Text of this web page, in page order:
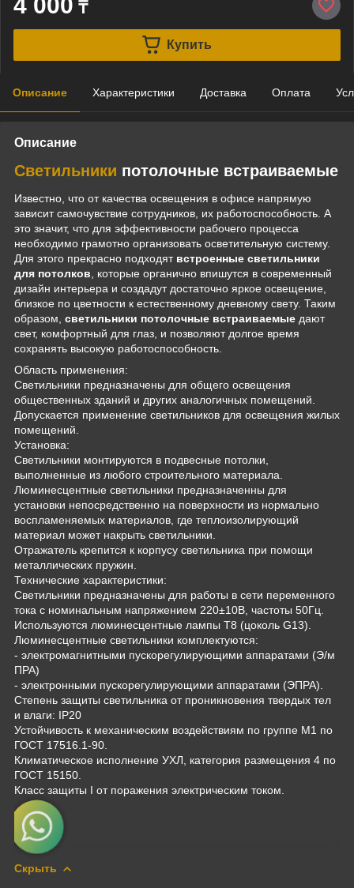
₸
Купить
Описание Характеристики Доставка Оплата
Описание
Светильники потолочные встраиваемые
Известно, что от качества освещения в офисе напрямую
зависит самочувствие сотрудников, их работоспособность. А
это значит, что для эффективности рабочего процесса
необходимо грамотно организовать осветительную систему.
Для этого прекрасно подходят встроенные светильники
для потолков, которые органично впишутся в современный
дизайн интерьера и создадут достаточно яркое освещение,
близкое по цветности к естественному дневному свету. Таким
образом, светильники потолочные встраиваемые дают
свет, комфортный для глаз, и позволяют долгое время
сохранять высокую работоспособность.
Область применения:
Светильники предназначены для общего освещения
общественных зданий и других аналогичных помещений.
Допускается применение светильников для освещения жилых
помещений.
Установка:
Светильники монтируются в подвесные потолки,
выполненные из любого строительного материала.
Люминесцентные светильники предназначенны для
установки непосредственно на поверхности из нормально
воспламеняемых материалов, где теплоизолирующий
материал может накрыть светильники.
Отражатель крепится к корпусу светильника при помощи
металлических пружин.
Технические характеристики:
Светильники предназначены для работы в сети переменного
тока с номинальным напряжением 220±10В, частоты 50Гц.
Используются люминесцентные лампы Т8 (цоколь G13).
Люминесцентные светильники комплектуются:
- электромагнитными пускорегулирующими аппаратами (Э/м
ПРА)
- электронными пускорегулирующими аппаратами (ЭПРА).
Степень защиты светильника от проникновения твердых тел
и влаги: IP20
Устойчивость к механическим воздействиям по группе М1 по
ГОСТ 17516.1-90.
Климатическое исполнение УХЛ, категория размещения 4 по
ГОСТ 15150.
Класс защиты I от поражения электрическим током.
Скрыть